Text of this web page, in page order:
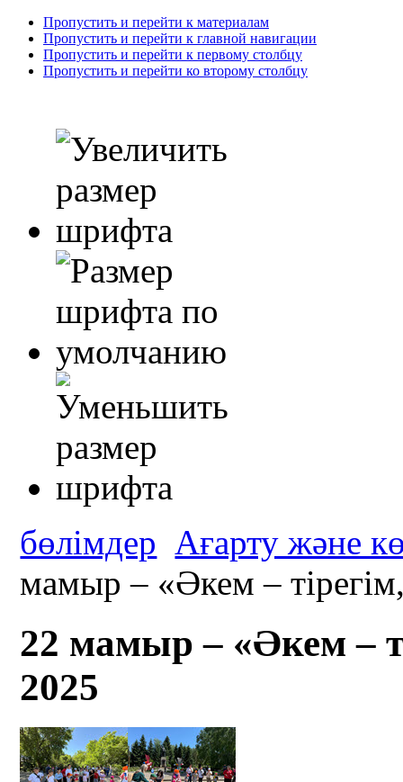
Пропустить и перейти к материалам
Пропустить и перейти к главной навигации
Пропустить и перейти к первому столбцу
Пропустить и перейти ко второму столбцу
бөлімдер Ағарту және
мамыр – «Әкем –
22 мамыр – «Әкем –
2025